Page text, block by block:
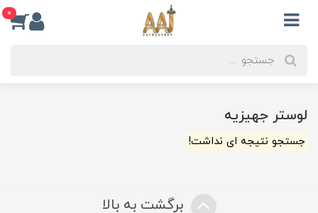
0
لوستر جهیزیه
جستجو نتیجه ای نداشت!
برگشت به بالا